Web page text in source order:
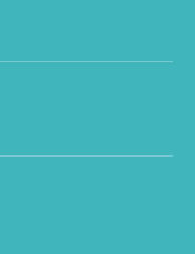
richiesta.
di
prevedere la
in funzione
del